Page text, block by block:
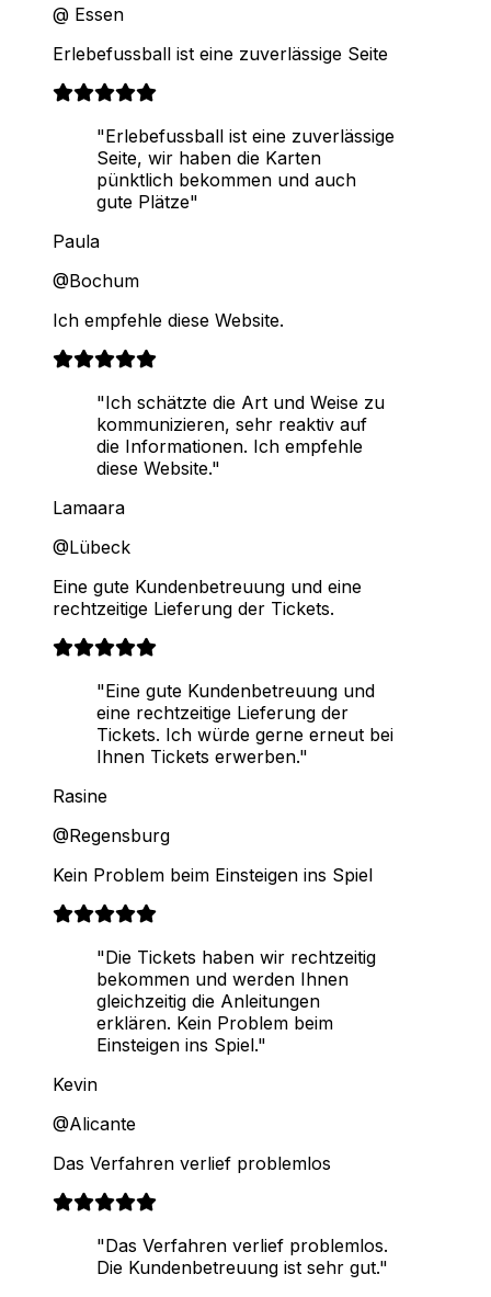
@ Essen
Erlebefussball ist eine zuverlässige Seite
"Erlebefussball ist eine zuverlässige
Seite, wir haben die Karten
pünktlich bekommen und auch
gute Plätze"
Paula
@Bochum
Ich empfehle diese Website.
"Ich schätzte die Art und Weise zu
kommunizieren, sehr reaktiv auf
die Informationen. Ich empfehle
diese Website."
Lamaara
@Lübeck
Eine gute Kundenbetreuung und eine
rechtzeitige Lieferung der Tickets.
"Eine gute Kundenbetreuung und
eine rechtzeitige Lieferung der
Tickets. Ich würde gerne erneut bei
Ihnen Tickets erwerben."
Rasine
@Regensburg
Kein Problem beim Einsteigen ins Spiel
"Die Tickets haben wir rechtzeitig
bekommen und werden Ihnen
gleichzeitig die Anleitungen
erklären. Kein Problem beim
Einsteigen ins Spiel."
Kevin
@Alicante
Das Verfahren verlief problemlos
"Das Verfahren verlief problemlos.
Die Kundenbetreuung ist sehr gut."